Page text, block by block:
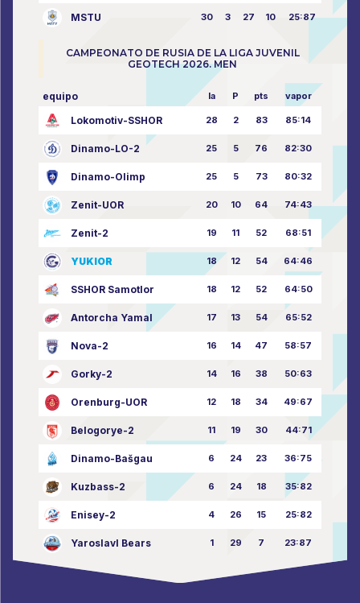
MSTU 30 3 27 10 25:87
CAMPEONATO DE RUSIA DE LA LIGA JUVENIL
GEOTECH 2026. MEN
equipo la P pts vapor
Lokomotiv-SSHOR 28 2 83 85:14
Dinamo-LO-2 25 5 76 82:30
Dinamo-Olimp 25 5 73 80:32
Zenit-UOR 20 10 64 74:43
Zenit-2 19 11 52 68:51
YUKIOR 18 12 54 64:46
SSHOR Samotlor 18 12 52 64:50
Antorcha Yamal 17 13 54 65:52
Nova-2 16 14 47 58:57
Gorky-2 14 16 38 50:63
Orenburg-UOR 12 18 34 49:67
Belogorye-2 11 19 30 44:71
Dinamo-Bašgau 6 24 23 36:75
Kuzbass-2 6 24 18 35:82
Enisey-2 4 26 15 25:82
Yaroslavl Bears 1 29 7 23:87